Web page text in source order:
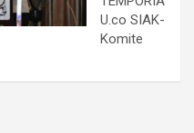
U.co SIAK-
Komite